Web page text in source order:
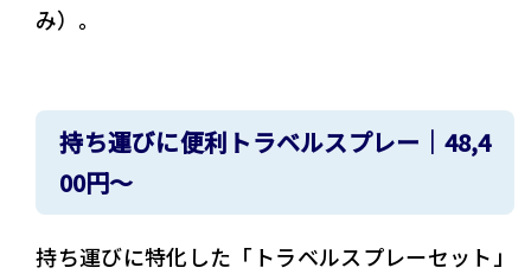
み）。
持ち運びに便利トラベルスプレー｜48,4
00円〜
持ち運びに特化した「トラベルスプレーセット」